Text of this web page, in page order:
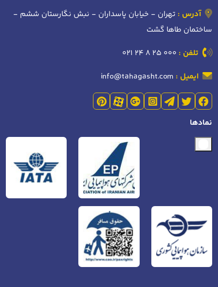
آدرس : تهران - خیابان پاسداران - نبش نگارستان ششم -
ساختمان طاها گشت
تلفن : 021 24 8 25 000
ایمیل : info@tahagasht.com
نمادها